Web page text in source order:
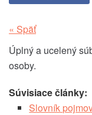
« Späť
Úplný a ucelený
osoby.
Súvisiace články:
Slovník